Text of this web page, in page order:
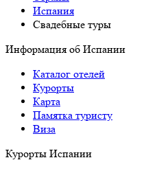
Испания
Свадебные туры
Информация об Испании
Каталог отелей
Курорты
Карта
Памятка туристу
Виза
Курорты Испании